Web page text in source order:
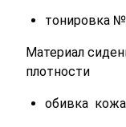
тонировка
Материал
плотности
обивка кожа